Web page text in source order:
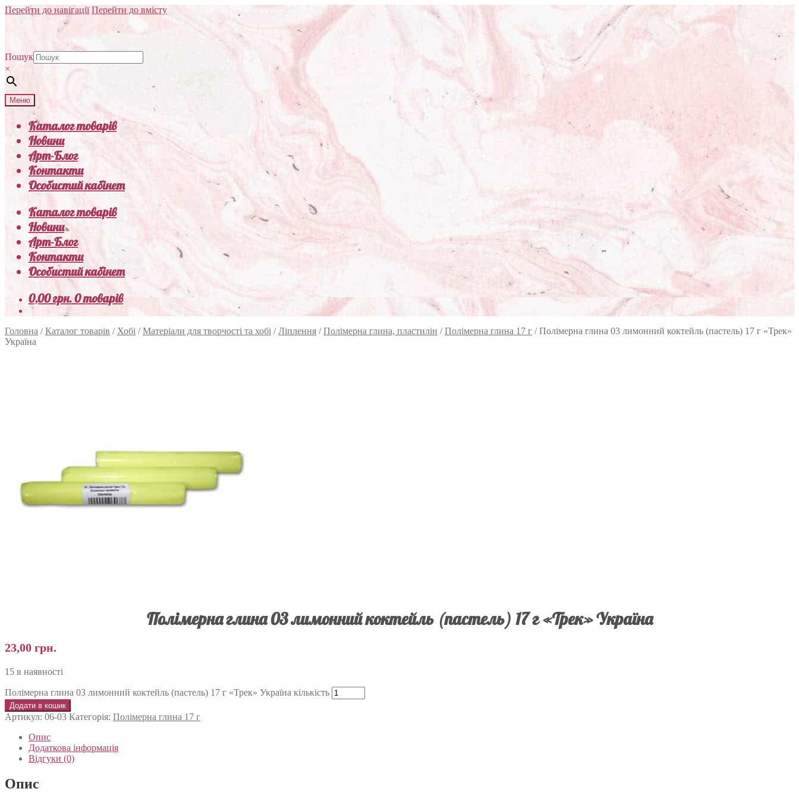
Перейти до навігації Перейти до вмісту
Пошук
×
Меню
Каталог товарів
Новини
Арт-Блог
Контакти
Особистий кабінет
Каталог товарів
Новини
Арт-Блог
Контакти
Особистий кабінет
0,00грн.0 товарів
Головна /Каталог товарів / Хобі /Матеріали для творчості та хобі /Ліплення /Полімерна глина, пластилін /Полімерна глина 17 г /Полімерна глина 03 лимонний коктейль (пастель) 17 г «Трек»
Україна
Полімерна глина 03 лимонний коктейль (пастель) 17 г «Трек» Україна
23,00 грн.
15 в наявності
Полімерна глина 03 лимонний коктейль (пастель) 17 г «Трек» Україна кількість
Додати в кошик
Артикул: 06-03 Категорія: Полімерна глина 17 г
Опис
Додаткова інформація
Відгуки (0)
Опис